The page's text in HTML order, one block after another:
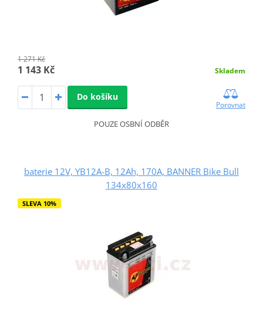
1 271 Kč
1 143 Kč Skladem
Do košíku
Porovnat
POUZE OSBNÍ ODBĚR
baterie 12V, YB12A-B, 12Ah, 170A, BANNER Bike Bull
134x80x160
SLEVA 10%